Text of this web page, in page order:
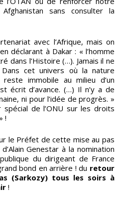
sans consulter la
avec l’Afrique, mais on
en déclarant à Dakar : « l’homme
dans l’Histoire (…). Jamais il ne
Dans cet univers où la nature
reste immobile au milieu d’un
écrit d’avance. (…) Il n’y a de
ni pour l’idée de progrès. »
de l’ONU sur les droits
!
le Préfet de cette mise au pas
Genestar à la nomination
du dirigeant de France
bond en arrière ! du retour
(Sarkozy) tous les soirs à
!